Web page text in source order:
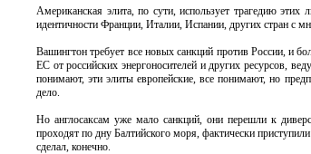
Американская элита, по сути, использует трагедию этих
идентичности Франции, Италии, Испании, других стран с
Вашингтон требует все новых санкций против России, и
ЕС от российских энергоносителей и других ресурсов,
понимают, эти элиты европейские, все понимают, но
дело.
Но англосаксам уже мало санкций, они перешли к
проходят по дну Балтийского моря, фактически
сделал, конечно.